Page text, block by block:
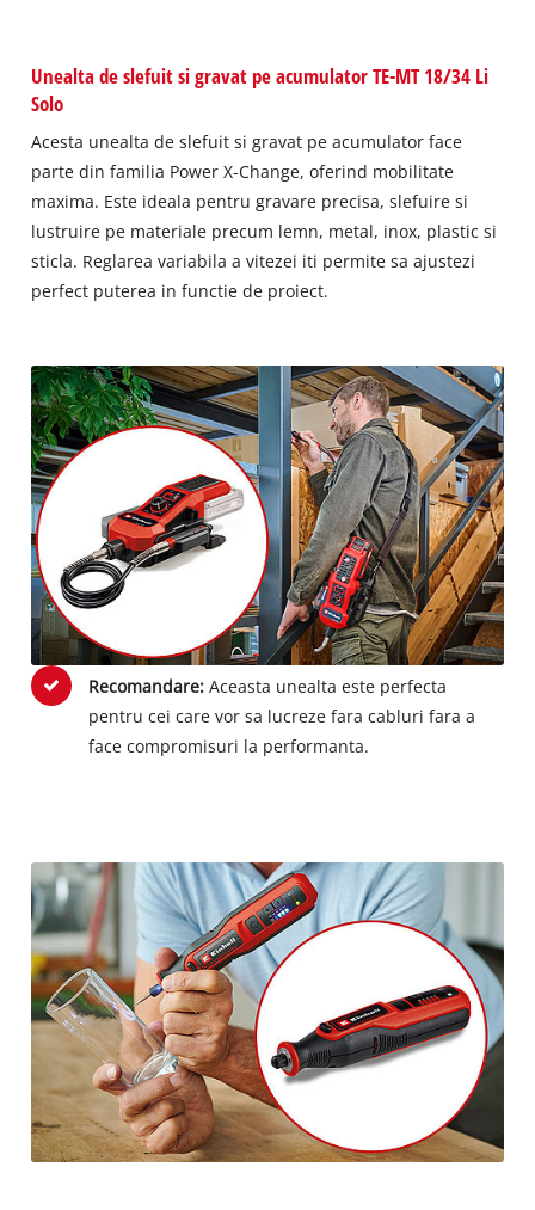
Unealta de slefuit si gravat pe acumulator TE-MT 18/34 Li
Solo
Acesta unealta de slefuit si gravat pe acumulator face
parte din familia Power X-Change, oferind mobilitate
maxima. Este ideala pentru gravare precisa, slefuire si
lustruire pe materiale precum lemn, metal, inox, plastic si
sticla. Reglarea variabila a vitezei iti permite sa ajustezi
perfect puterea in functie de proiect.
Recomandare: Aceasta unealta este perfecta
pentru cei care vor sa lucreze fara cabluri fara a
face compromisuri la performanta.